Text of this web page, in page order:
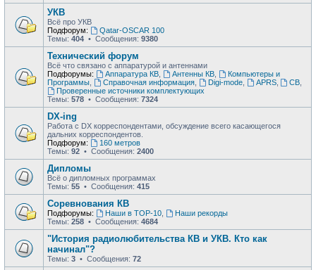
УКВ
Всё про УКВ
Подфорум:
Qatar-OSCAR 100
Темы: 404 • Сообщения: 9380
Технический форум
Всё что связано с аппаратурой и антеннами
Подфорумы:
Аппаратура КВ, Антенны КВ,
Компьютеры и
Программы
Справочная информация, Digi-mode, APRS, CB
Проверенные источники комплектующих
Темы: 578 • Сообщения: 7324
DX-ing
Работа с DX корреспондентами, обсуждение всего касающегося
дальних корреспондентов.
Подфорум:
160 метров
Темы: 92 • Сообщения: 2400
Дипломы
Всё о дипломных программах
Темы: 55 • Сообщения: 415
Соревнования КВ
Подфорумы: Наши в ТОР-10,
Наши рекорды
Темы: 258 • Сообщения: 4684
"История радиолюбительства КВ и УКВ. Кто как
начинал"?
Темы: 3 • Сообщения: 72